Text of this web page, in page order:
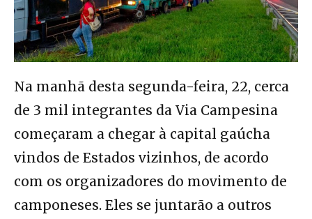
Na manhã desta segunda-feira, 22, cerca
de 3 mil integrantes da Via Campesina
começaram a chegar à capital gaúcha
vindos de Estados vizinhos, de acordo
com os organizadores do movimento de
camponeses. Eles se juntarão a outros